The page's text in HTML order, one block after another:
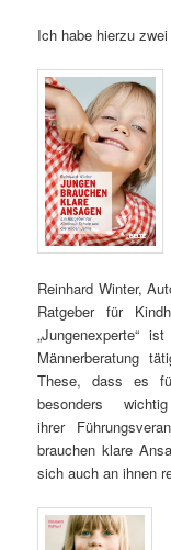
Ich habe hierzu
Reinhard Winter,
Ratgeber für
„Jungenexperte“
Männerberatung
These, dass es
besonders
ihrer
brauchen klare
sich auch an ihnen